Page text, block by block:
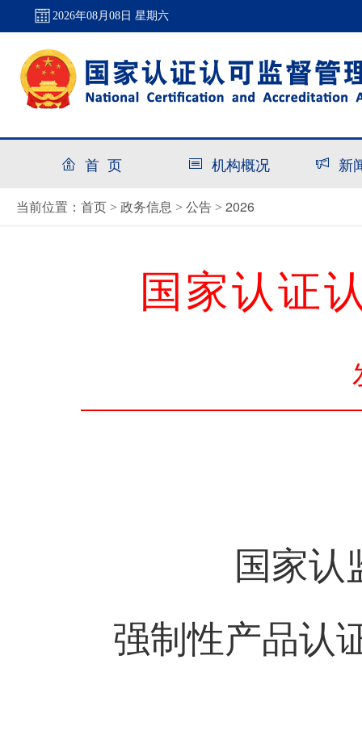
2026年08月08日 星期六
首 页 机构概况 新
当前位置： 首页 > 政务信息 > 公告 > 2026
国家认证
国家认
强制性产品认